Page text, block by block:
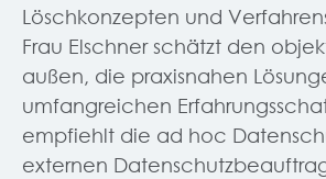
Löschkonzepten und
Frau Elschner schätzt den
außen, die praxisnahen
umfangreichen
empfiehlt die ad hoc
externen